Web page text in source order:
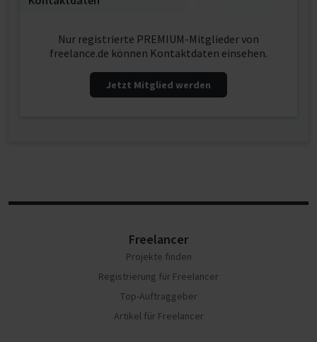
Nur registrierte PREMIUM-Mitglieder von
freelance.de können Kontaktdaten einsehen.
Jetzt Mitglied werden
Freelancer
Projekte finden
Registrierung für Freelancer
Top-Auftraggeber
Artikel für Freelancer